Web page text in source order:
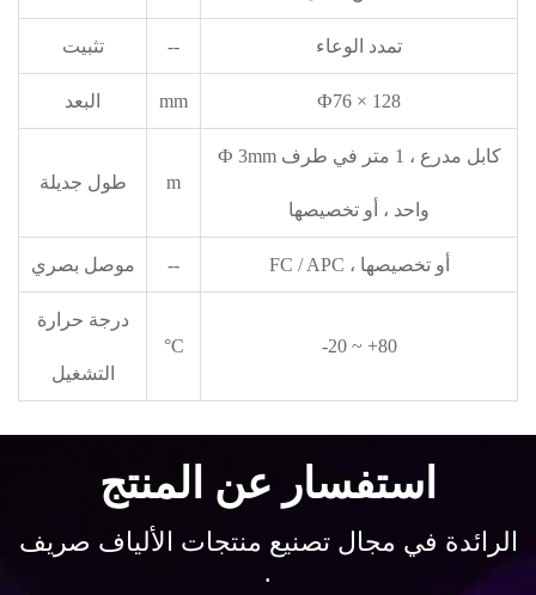
تثبيت -- تمدد الوعاء
البعد mm Ф76 × 128
طول جديلة m
Ф 3mm كابل مدرع ، 1 متر في طرف
واحد ، أو تخصيصها
موصل بصري -- FC / APC ، أو تخصيصها
درجة حرارة
التشغيل
°C -20 ~ +80
استفسار عن المنتج
الرائدة في مجال تصنيع منتجات الألياف صريف
.